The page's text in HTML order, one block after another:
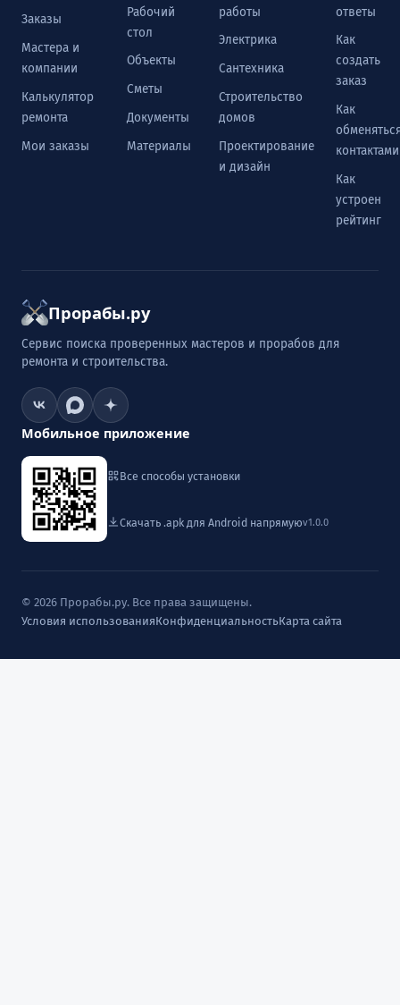
Заказы
Мастера и
компании
Калькулятор
ремонта
Мои заказы
Рабочий
стол
Объекты
Сметы
Документы
Материалы
работы
Электрика
Сантехника
Строительство
домов
Проектирование
и дизайн
ответы
Как
создать
заказ
Как
контактами
Как
устроен
рейтинг
Прорабы.ру
Сервис поиска проверенных мастеров и прорабов для
ремонта и строительства.
Мобильное приложение
Все способы установки
Скачать .apk для Android напрямуюv1.0.0
© 2026 Прорабы.ру. Все права защищены.
Условия использованияКонфиденциальностьКарта сайта